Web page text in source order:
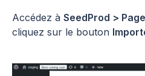
Accédez à SeedProd >
cliquez sur le bouton